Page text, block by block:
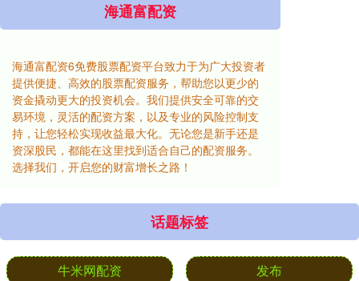
海通富配资
海通富配资6免费股票配资平台致力于为广大投资者
提供便捷、高效的股票配资服务，帮助您以更少的
资金撬动更大的投资机会。我们提供安全可靠的交
易环境，灵活的配资方案，以及专业的风险控制支
持，让您轻松实现收益最大化。无论您是新手还是
资深股民，都能在这里找到适合自己的配资服务。
选择我们，开启您的财富增长之路！
话题标签
牛米网配资 发布